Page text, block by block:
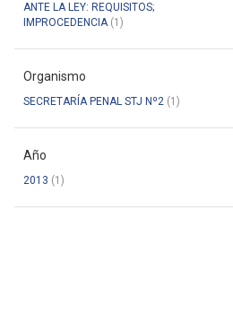
ANTE LA LEY: REQUISITOS;
IMPROCEDENCIA(1)
Organismo
SECRETARÍA PENAL STJ Nº2 (1)
Año
2013 (1)